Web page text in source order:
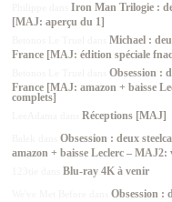
Iron Man Trilogie :
[MAJ: aperçu du 1]
Michael :
France [MAJ: édition spéciale
Obsession :
France [MAJ: amazon + baisse
complets]
Réceptions [MAJ]
Obsession : deux
amazon + baisse Leclerc – MAJ2:
Blu-ray 4K à venir
Obsession :